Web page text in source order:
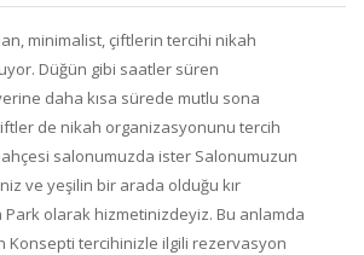
minimalist, çiftlerin tercihi nikah
Düğün gibi saatler süren
daha kısa sürede mutlu sona
de nikah organizasyonunu tercih
salonumuzda ister Salonumuzun
ve yeşilin bir arada olduğu kır
Park olarak hizmetinizdeyiz. Bu anlamda
Konsepti tercihinizle ilgili rezervasyon